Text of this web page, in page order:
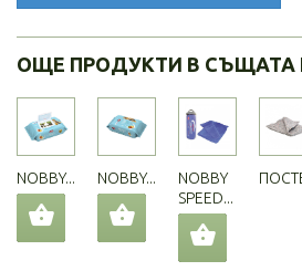
ОЩЕ ПРОДУКТИ В СЪЩАТА
NOBBY... NOBBY...
NOBBY
SPEED...